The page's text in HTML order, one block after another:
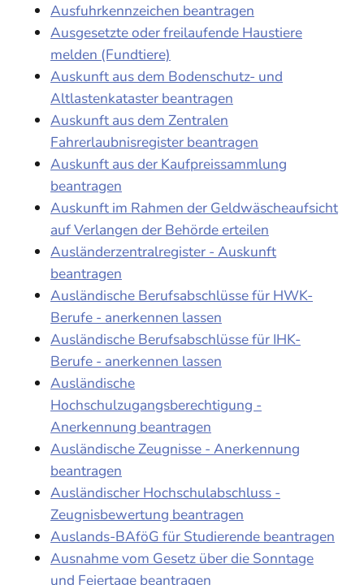
Ausfuhrkennzeichen beantragen
Ausgesetzte oder freilaufende Haustiere
melden (Fundtiere)
Auskunft aus dem Bodenschutz- und
Altlastenkataster beantragen
Auskunft aus dem Zentralen
Fahrerlaubnisregister beantragen
Auskunft aus der Kaufpreissammlung
beantragen
Auskunft im Rahmen der Geldwäscheaufsicht
auf Verlangen der Behörde erteilen
Ausländerzentralregister - Auskunft
beantragen
Ausländische Berufsabschlüsse für HWK-
Berufe - anerkennen lassen
Ausländische Berufsabschlüsse für IHK-
Berufe - anerkennen lassen
Ausländische
Hochschulzugangsberechtigung -
Anerkennung beantragen
Ausländische Zeugnisse - Anerkennung
beantragen
Ausländischer Hochschulabschluss -
Zeugnisbewertung beantragen
Auslands-BAföG für Studierende beantragen
Ausnahme vom Gesetz über die Sonntage
und Feiertage beantragen